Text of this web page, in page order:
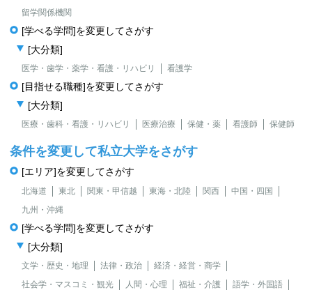
留学関係機関
[学べる学問]を変更してさがす
[大分類]
医学・歯学・薬学・看護・リハビリ 看護学
[目指せる職種]を変更してさがす
[大分類]
医療・歯科・看護・リハビリ 医療治療 保健・薬 看護師 保健師
条件を変更して私立大学をさがす
[エリア]を変更してさがす
北海道 東北 関東・甲信越 東海・北陸 関西
中国・四国
九州・沖縄
[学べる学問]を変更してさがす
[大分類]
文学・歴史・地理 法律・政治
経済・経営・商学
社会学・マスコミ・観光
人間・心理 福祉・介護
語学・外国語